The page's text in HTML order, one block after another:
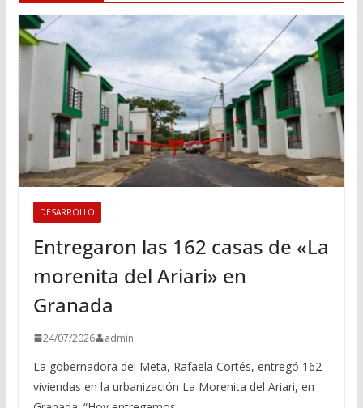
DESARROLLO
Entregaron las 162 casas de «La
morenita del Ariari» en
Granada
24/07/2026 admin
La gobernadora del Meta, Rafaela Cortés, entregó 162
viviendas en la urbanización La Morenita del Ariari, en